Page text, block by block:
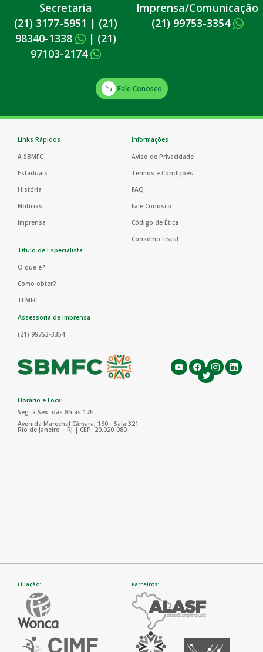
Secretaria
(21) 3177-5951 | (21)
98340-1338
| (21)
97103-2174
Imprensa/Comunicação
(21) 99753-3354
Fale Conosco
Links Rápidos
A SBMFC
Estaduais
História
Notícias
Imprensa
Informações
Aviso de Privacidade
Termos e Condições
FAQ
Fale Conosco
Código de Ética
Conselho Fiscal
Título de Especialista
O que é?
Como obter?
TEMFC
Assessoria de Imprensa
(21) 99753-3354
Horário e Local
Seg. à Sex. das 8h às 17h
Avenida Marechal Câmara, 160 - Sala 321
Rio de Janeiro – RJ | CEP: 20.020-080
Filiação: Parceiros: